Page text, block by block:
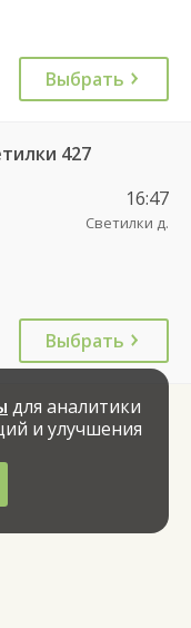
Выбрать
427
16:47
Светилки д.
Выбрать
для аналитики
и улучшения